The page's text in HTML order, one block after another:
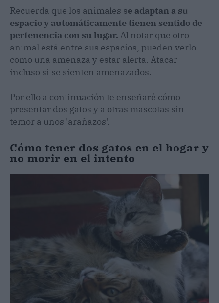
Recuerda que los animales se adaptan a su
espacio y automáticamente tienen sentido de
pertenencia con su lugar. Al notar que otro
animal está entre sus espacios, pueden verlo
como una amenaza y estar alerta. Atacar
incluso si se sienten amenazados.
Por ello a continuación te enseñaré cómo
presentar dos gatos y a otras mascotas sin
temor a unos 'arañazos'.
Cómo tener dos gatos en el hogar y
no morir en el intento